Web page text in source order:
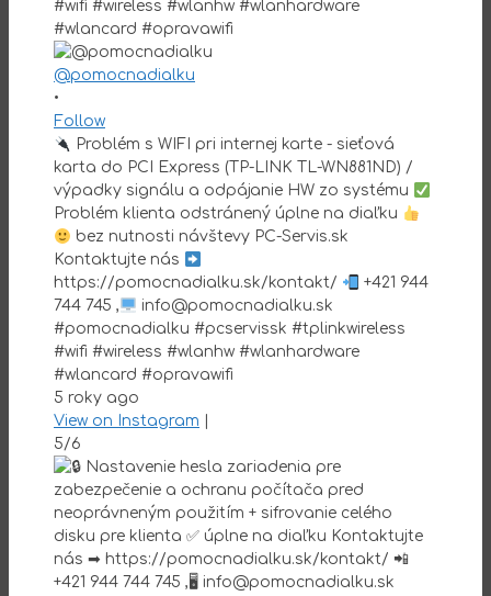
@pomocnadialku
•
Follow
Problém s WIFI pri internej karte - sieťová
karta do PCI Express (TP-LINK TL-WN881ND) /
výpadky signálu a odpájanie HW zo systému
Problém klienta odstránený úplne na diaľku
bez nutnosti návštevy PC-Servis.sk
Kontaktujte nás
https://pomocnadialku.sk/kontakt/
+421 944
744 745 ,
info@pomocnadialku.sk
#pomocnadialku #pcservissk #tplinkwireless
#wifi #wireless #wlanhw #wlanhardware
#wlancard #opravawifi
5 roky ago
View on Instagram
5/6